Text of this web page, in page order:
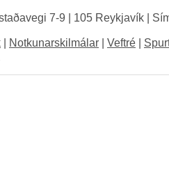
7-9 | 105 Reykjavík |
Notkunarskilmálar Veftré